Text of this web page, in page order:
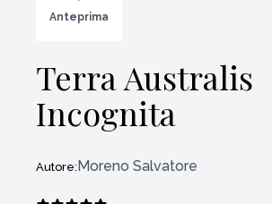
Anteprima
Terra Australis
Incognita
Autore:Moreno Salvatore